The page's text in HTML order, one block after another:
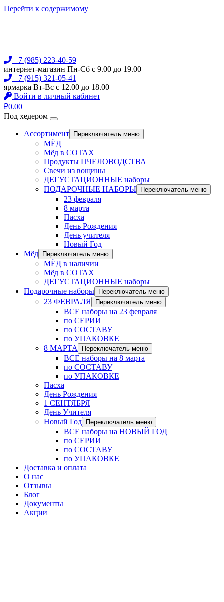
Перейти к содержимому
+7 (985) 223-40-59
интернет-магазин Пн-Сб с 9.00 до 19.00
+7 (915) 321-05-41
ярмарка Вт-Вс с 12.00 до 18.00
Войти в личный кабинет
₽0.00
Под хедером
Ассортимент Переключатель меню
МЁД
Мёд в СОТАХ
Продукты ПЧЕЛОВОДСТВА
Свечи из вощины
ДЕГУСТАЦИОННЫЕ наборы
ПОДАРОЧНЫЕ НАБОРЫ
Переключатель меню
23 февраля
8 марта
Пасха
День Рождения
День учителя
Новый Год
Мёд
Переключатель меню
МЁД в наличии
Мёд в СОТАХ
ДЕГУСТАЦИОННЫЕ наборы
Подарочные наборы
Переключатель меню
23 ФЕВРАЛЯ Переключатель меню
ВСЕ наборы на 23 февраля
по СЕРИИ
по СОСТАВУ
по УПАКОВКЕ
8 МАРТА
Переключатель меню
ВСЕ наборы на 8 марта
по СОСТАВУ
по УПАКОВКЕ
Пасха
День Рождения
1 СЕНТЯБРЯ
День Учителя
Новый Год
Переключатель меню
ВСЕ наборы на НОВЫЙ ГОД
по СЕРИИ
по СОСТАВУ
по УПАКОВКЕ
Доставка и оплата
О нас
Отзывы
Блог
Документы
Акции